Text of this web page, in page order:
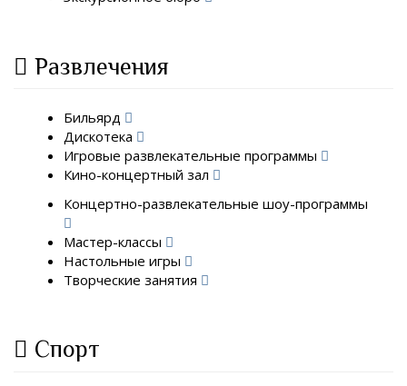
Развлечения
Бильярд
Дискотека
Игровые развлекательные программы
Кино-концертный зал
Концертно-развлекательные шоу-программы
Мастер-классы
Настольные игры
Творческие занятия
Спорт